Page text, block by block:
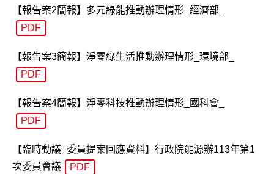
【報告案2簡報】多元綠能推動辦理情形_經濟部_
PDF
【報告案3簡報】淨零綠生活推動辦理情形_環境部_
PDF
【報告案4簡報】淨零科技推動辦理情形_國科會_
PDF
【臨時動議_委員提案回應資料】行政院能源辦113年第1
次委員會議
PDF